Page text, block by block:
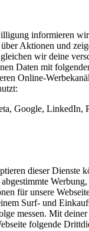
informieren wir
Aktionen und
wir deine
Daten mit
Online-
Google, LinkedIn,
dieser Dienste
für unsere
Surf- und
messen. Mit
folgende